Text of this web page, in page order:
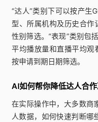
“达人”类别下可以按产生
型、所属机构及历史合作
性别筛选。“表现”类别包
平均播放量和直播平均观
按申请到期日期筛选。
AI如何帮你降低达人合作
在实际操作中，大多数商
人数据，如何快速判断哪